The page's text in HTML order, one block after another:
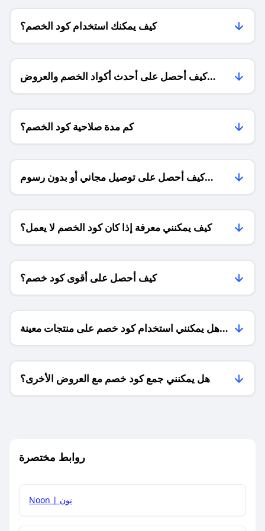
كيف يمكنك استخدام كود الخصم؟
كيف أحصل على أحدث أكواد الخصم والعروض
للمتاجر؟
كم مدة صلاحية كود الخصم؟
كيف أحصل على توصيل مجاني أو بدون رسوم
الشحن ؟
كيف يمكنني معرفة إذا كان كود الخصم لا يعمل؟
كيف أحصل على أقوى كود خصم؟
هل يمكنني استخدام كود خصم على منتجات معينة
فقط؟
هل يمكنني جمع كود خصم مع العروض الأخرى؟
روابط مختصرة
Noon | نون